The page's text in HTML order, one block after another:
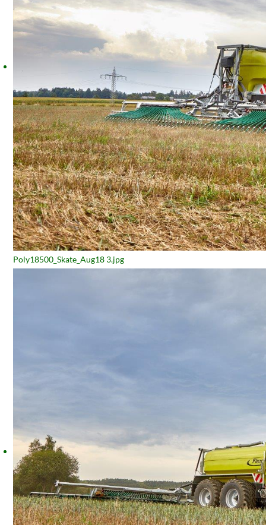
Poly18500_Skate_Aug18 3.jpg